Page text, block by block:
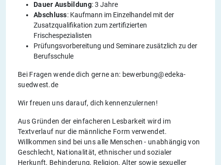
Dauer Ausbildung: 3 Jahre
Abschluss: Kaufmann im Einzelhandel mit der
Zusatzqualifikation zum zertifizierten
Frischespezialisten
Prüfungsvorbereitung und Seminare zusätzlich zu der
Berufsschule
Bei Fragen wende dich gerne an: bewerbung@edeka-
suedwest.de
Wir freuen uns darauf, dich kennenzulernen!
Aus Gründen der einfacheren Lesbarkeit wird im
Textverlauf nur die männliche Form verwendet.
Willkommen sind bei uns alle Menschen - unabhängig von
Geschlecht, Nationalität, ethnischer und sozialer
Herkunft, Behinderung, Religion, Alter sowie sexueller